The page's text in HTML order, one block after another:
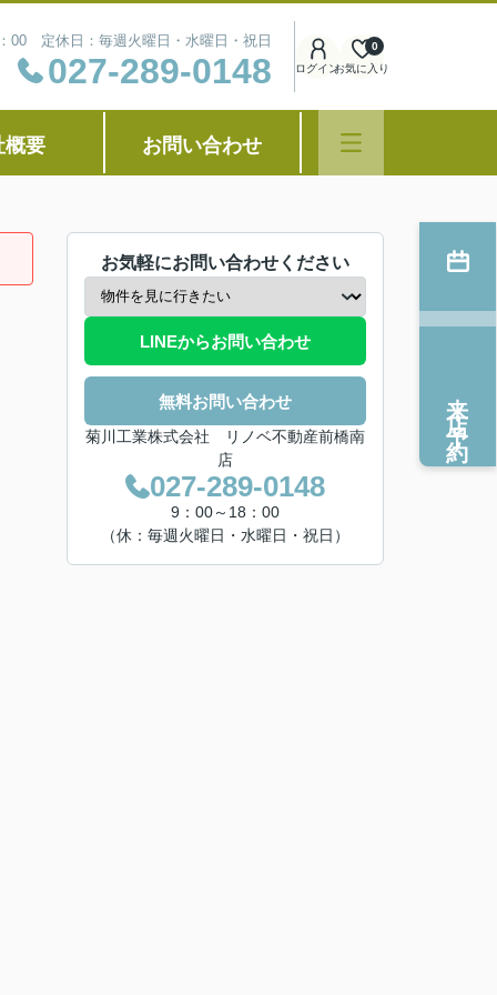
00 定休日：毎週火曜日・水曜日・祝日
027-289-0148 ログインお気に入り
0
概要 お問い合わせ
お気軽にお問い合わせください
LINEからお問い合わせ
無料お問い合わせ
菊川工業株式会社 リノベ不動産前橋南
店
027-289-0148
9：00～18：00
（休：毎週火曜日・水曜日・祝日）
来店予約